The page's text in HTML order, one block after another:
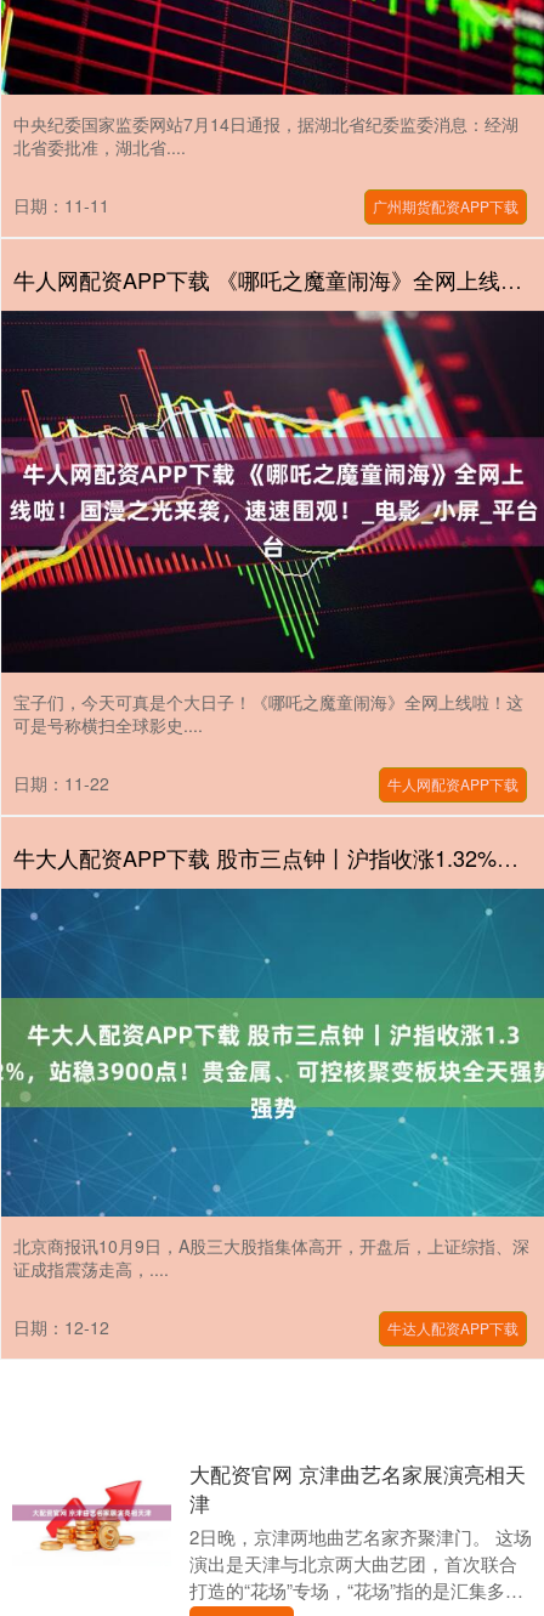
中央纪委国家监委网站7月14日通报，据湖北省纪委监委消息：经湖
北省委批准，湖北省....
日期：11-11 广州期货配资APP下载
牛人网配资APP下载 《哪吒之魔童闹海》全网上线啦！国漫之光来袭，速速围观！_电影_小屏_平台
宝子们，今天可真是个大日子！《哪吒之魔童闹海》全网上线啦！这
可是号称横扫全球影史....
日期：11-22 牛人网配资APP下载
牛大人配资APP下载 股市三点钟丨沪指收涨1.32%，站稳3900点！贵金属、可控核聚变板块全天强势
北京商报讯10月9日，A股三大股指集体高开，开盘后，上证综指、深
证成指震荡走高，....
日期：12-12 牛达人配资APP下载
大配资官网 京津曲艺名家展演亮相天
津
2日晚，京津两地曲艺名家齐聚津门。 这场
演出是天津与北京两大曲艺团，首次联合
打造的“花场”专场，“花场”指的是汇集多种